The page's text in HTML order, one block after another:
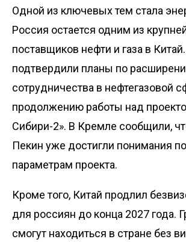
Одной из ключевых тем стала
Россия остается одним из
поставщиков нефти и газа в
подтвердили планы по
сотрудничества в нефтегазовой
продолжению работы над
Сибири-2». В Кремле сообщили,
Пекин уже достигли понимания
параметрам проекта.
Кроме того, Китай продлил
для россиян до конца 2027 года.
смогут находиться в стране без